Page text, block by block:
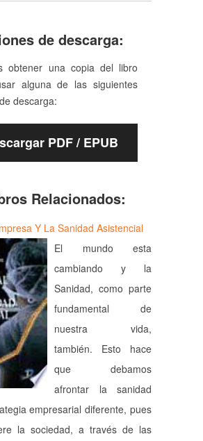
de descarga:
obtener una copia del libro
alguna de las siguientes
descarga:
PDF / EPUB
Relacionados:
Y La Sanidad Asistencial
El mundo esta
cambiando y la
Sanidad, como parte
fundamental de
nuestra vida,
también. Esto hace
que debamos
afrontar la sanidad
empresarial diferente, pues
la sociedad, a través de las